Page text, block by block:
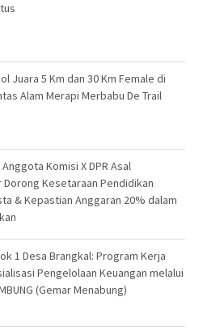
Juara 5 Km dan 30 Km Female di
Alam Merapi Merbabu De Trail
Komisi X DPR Asal
Dorong Kesetaraan Pendidikan
& Kepastian Anggaran 20% dalam
1 Desa Brangkal: Program Kerja
Pengelolaan Keuangan melalui
(Gemar Menabung)